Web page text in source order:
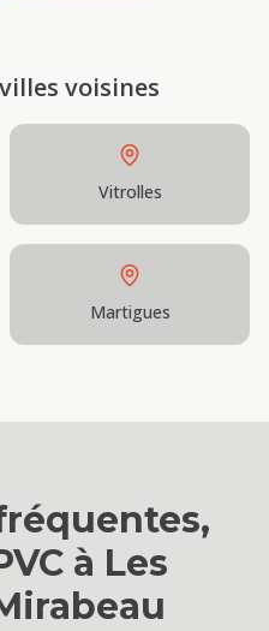
voisines
Vitrolles
Martigues
à Les